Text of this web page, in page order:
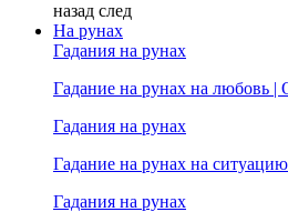
назад след
На рунах
Гадания на рунах
Гадание на рунах на любовь |
Гадания на рунах
Гадание на рунах на
Гадания на рунах